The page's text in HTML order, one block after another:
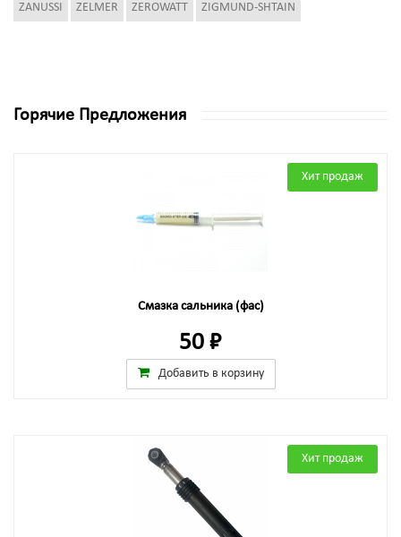
ZANUSSI ZELMER ZEROWATT ZIGMUND-SHTAIN
Горячие Предложения
Хит продаж
Смазка сальника (фас)
50 ₽
Добавить в корзину
Хит продаж